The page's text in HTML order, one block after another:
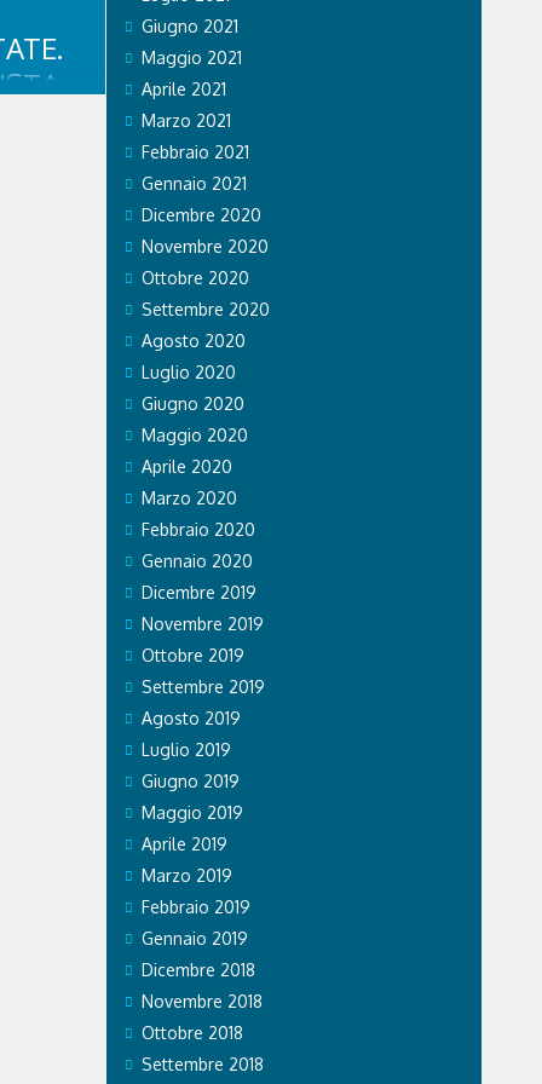
Giugno 2021
Maggio 2021
Aprile 2021
Marzo 2021
Febbraio 2021
Gennaio 2021
Dicembre 2020
Novembre 2020
Ottobre 2020
Settembre 2020
Agosto 2020
Luglio 2020
Giugno 2020
Maggio 2020
Aprile 2020
Marzo 2020
Febbraio 2020
Gennaio 2020
Dicembre 2019
Novembre 2019
Ottobre 2019
Settembre 2019
Agosto 2019
Luglio 2019
Giugno 2019
Maggio 2019
Aprile 2019
Marzo 2019
Febbraio 2019
Gennaio 2019
Dicembre 2018
Novembre 2018
Ottobre 2018
Settembre 2018